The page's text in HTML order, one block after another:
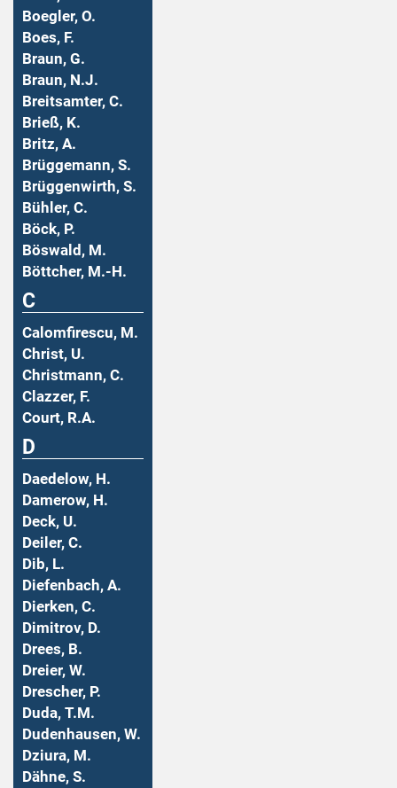
Boegler, O.
Boes, F.
Braun, G.
Braun, N.J.
Breitsamter, C.
Brieß, K.
Britz, A.
Brüggemann, S.
Brüggenwirth, S.
Bühler, C.
Böck, P.
Böswald, M.
Böttcher, M.-H.
C
Calomfirescu, M.
Christ, U.
Christmann, C.
Clazzer, F.
Court, R.A.
D
Daedelow, H.
Damerow, H.
Deck, U.
Deiler, C.
Dib, L.
Diefenbach, A.
Dierken, C.
Dimitrov, D.
Drees, B.
Dreier, W.
Drescher, P.
Duda, T.M.
Dudenhausen, W.
Dziura, M.
Dähne, S.